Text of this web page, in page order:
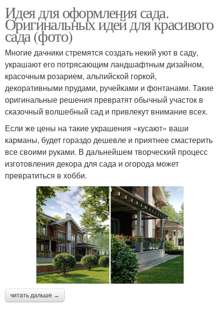
Интересные идеи Идеи для дачи
Идея для оформления сада.
Оригинальных идей для красивого
сада (фото)
Многие дачники стремятся создать некий уют в саду,
украшают его потрясающим ландшафтным дизайном,
красочным розарием, альпийской горкой,
декоративными прудами, ручейками и фонтанами. Такие
оригинальные решения превратят обычный участок в
сказочный волшебный сад и привлекут внимание всех.
Если же цены на такие украшения «кусают» ваши
карманы, будет гораздо дешевле и приятнее смастерить
все своими руками. В дальнейшем творческий процесс
изготовления декора для сада и огорода может
превратиться в хобби.
читать дальше →